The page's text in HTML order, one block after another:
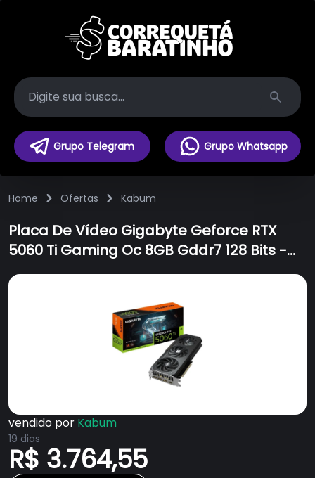
Search
Grupo Telegram Grupo Whatsapp
Home Ofertas Kabum
Placa De Vídeo Gigabyte Geforce RTX
5060 Ti Gaming Oc 8GB Gddr7 128 Bits -
Gv-n506tgaming Oc-8gd
vendido por Kabum
19 dias
R$ 3.764,55